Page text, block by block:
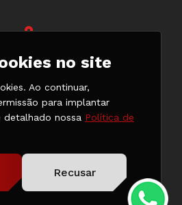
- RJ CEP 21011-500
7777
0182
os direitos reservados.
pela
no site
Ao continuar,
para implantar
nossa Política de
Recusar